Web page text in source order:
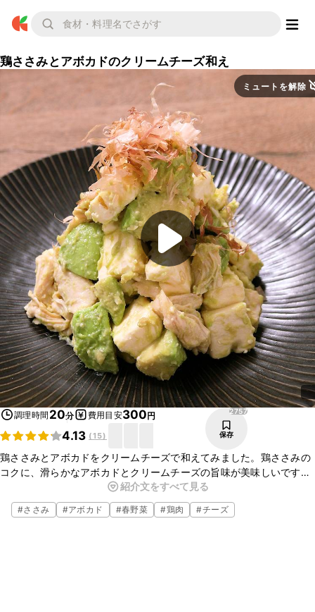
鶏ささみとアボカドのクリームチーズ和え
ミュートを解除
調理時間 20分 費用目安300円
4.13 (15)
2757
保存
鶏ささみとアボカドをクリームチーズで和えてみました。鶏ささみの
コクに、滑らかなアボカドとクリームチーズの旨味が美味しいです。
味付けはシンプルにしょうゆのみで食材の旨味が引き立ちます。お酒
にもよく合いますので、是非お試しくださいね。
紹介文をすべて見る
#ささみ #アボカド #春野菜 #鶏肉 #チーズ